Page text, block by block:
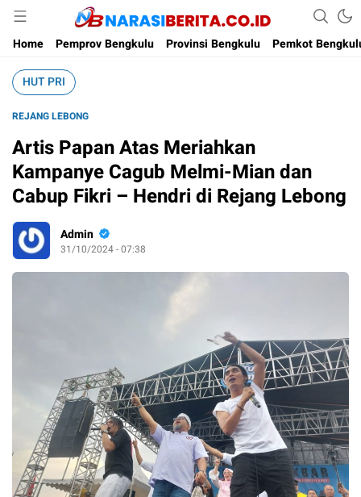
Narasi Berita
Home
Pemprov Bengkulu Provinsi Bengkulu Pemkot
HUT PRI
REJANG LEBONG
Artis Papan Atas Meriahkan
Kampanye Cagub Melmi-Mian dan
Cabup Fikri – Hendri di Rejang Lebong
Admin
31/10/2024 - 07:38